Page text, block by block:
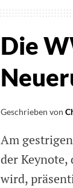
Die
Geschrieben von
Am
der
wird,